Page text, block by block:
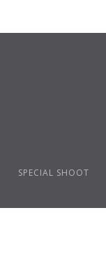
SPECIAL SHOOT